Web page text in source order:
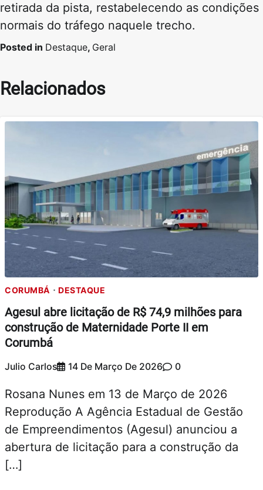
retirada da pista, restabelecendo as condições
normais do tráfego naquele trecho.
Posted in Destaque, Geral
Relacionados
CORUMBÁ DESTAQUE
Agesul abre licitação de R$ 74,9 milhões para
construção de Maternidade Porte II em
Corumbá
Julio Carlos 14 De Março De 2026 0
Rosana Nunes em 13 de Março de 2026
Reprodução A Agência Estadual de Gestão
de Empreendimentos (Agesul) anunciou a
abertura de licitação para a construção da
[…]